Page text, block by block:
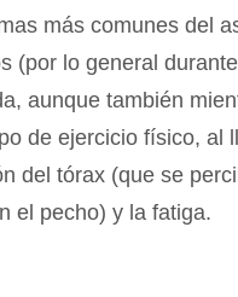
más comunes del
(por lo general
aunque también
de ejercicio físico, al
del tórax (que se
el pecho) y la fatiga.